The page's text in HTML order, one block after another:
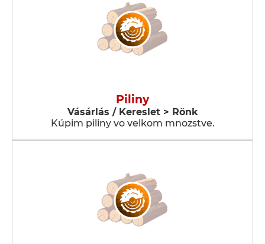
Piliny
Vásárlás / Kereslet > Rönk
Kúpim piliny vo velkom mnozstve.